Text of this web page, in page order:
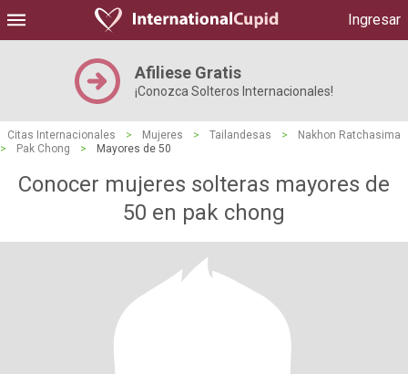
Ingresar
Afiliese Gratis
¡Conozca Solteros Internacionales!
Citas Internacionales > Mujeres > Tailandesas >
Nakhon Ratchasima
>
Pak Chong > Mayores de 50
Conocer mujeres solteras mayores de
50 en pak chong